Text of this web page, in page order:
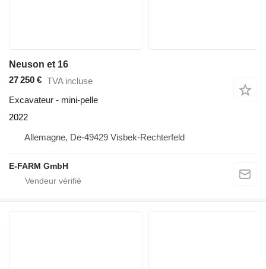
Neuson et 16
27 250 € TVA incluse
Excavateur - mini-pelle
2022
Allemagne, De-49429 Visbek-Rechterfeld
E-FARM GmbH